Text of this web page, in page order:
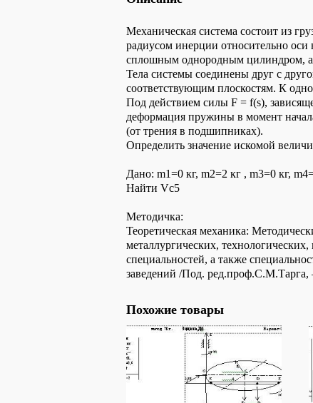
Механическая система состоит из
радиусом инерции относительно
сплошным однородным цилиндром, а
Тела системы соединены друг с
соответствующим плоскостям. К
Под действием силы F = f(s),
деформация пружины в момент
(от трения в подшипниках).
Определить значение искомой
Дано: m1=0 кг, m2=2 кг , m3=0 кг,
Найти Vc5
Методичка:
Теоретическая механика:
металлургических,
специальностей, а также
заведений /Под.
Похожие товары